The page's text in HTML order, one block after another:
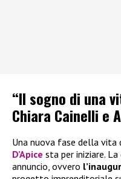
“Il sogno di una
Chiara Cainelli e
Una nuova fase della vita
D’Apice sta per iniziare.
annuncio, ovvero